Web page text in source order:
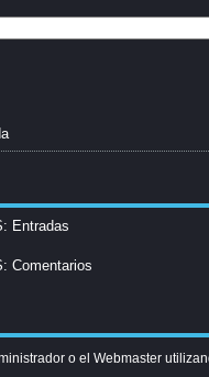
Entradas
Comentarios
o el Webmaster